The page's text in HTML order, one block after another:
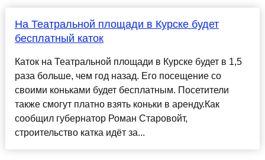
На Театральной площади в Курске будет
бесплатный каток
Каток на Театральной площади в Курске будет в 1,5
раза больше, чем год назад. Его посещение со
своими коньками будет бесплатным. Посетители
также смогут платно взять коньки в аренду.Как
сообщил губернатор Роман Старовойт,
строительство катка идёт за...